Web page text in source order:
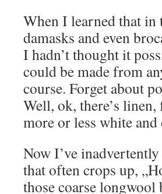
When I learned that in
damasks and even
I hadn’t thought it
could be made from
course. Forget about
Well, ok, there’s
more or less white
Now I’ve
that often crops up,
those coarse